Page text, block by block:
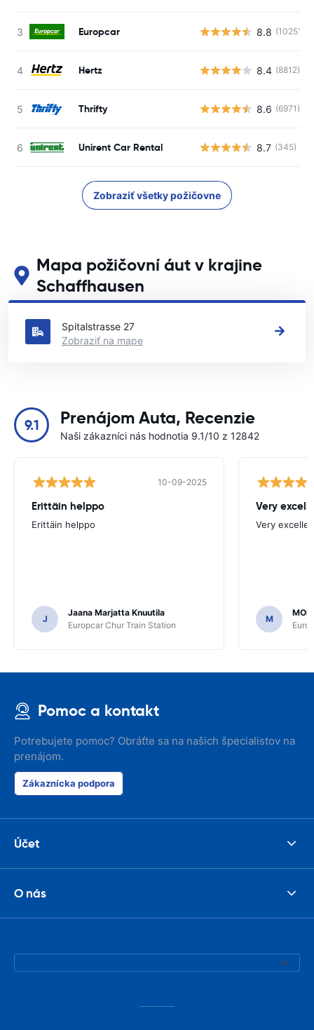
Europcar 8.8 (10251)
Hertz 8.4 (8812)
Thrifty 8.6 (6971)
Unirent Car Rental 8.7 (345)
Zobraziť všetky požičovne
Mapa požičovní áut v krajine
Schaffhausen
Pozrite si naše hlavné požičovne áut v krajine Schaffhausen
Spitalstrasse 27
Zobraziť na mape
9.1 Prenájom Auta, Recenzie
Naši zákazníci nás hodnotia 9.1/10 z 12842
10-09-2025
Erittäin helppo
Erittäin helppo
J
Jaana Marjatta Knuutila
Europcar Chur Train Station
Very
Very
M
Pomoc a kontakt
Potrebujete pomoc? Obráťte sa na našich špecialistov na
prenájom.
Zákaznícka podpora
Účet
O nás